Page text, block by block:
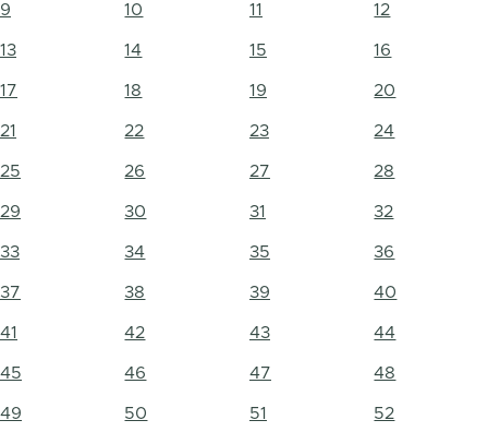
9 10 11 12
13 14 15 16
17 18 19 20
21 22 23 24
25 26 27 28
29 30 31 32
33 34 35 36
37 38 39 40
41 42 43 44
45 46 47 48
49 50 51 52